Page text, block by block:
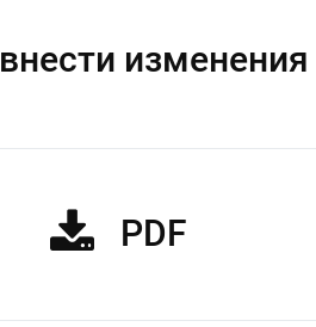
внести изменения
PDF